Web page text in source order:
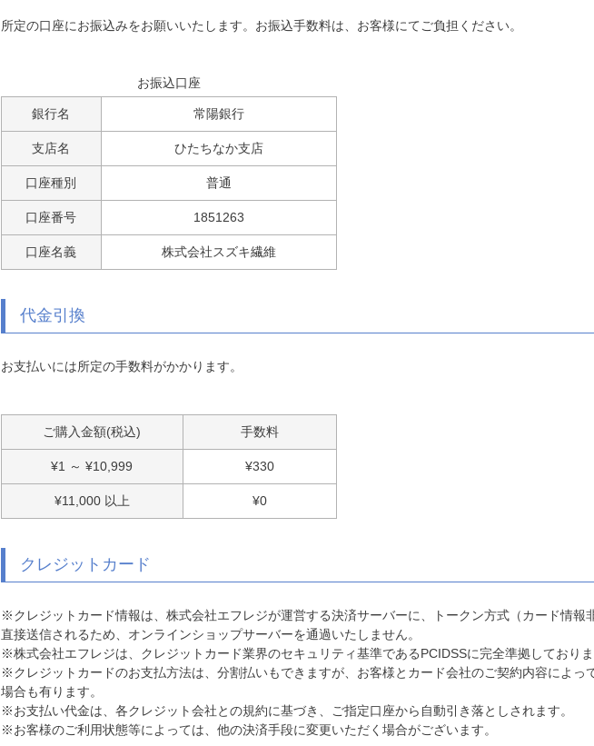
所定の口座にお振込みをお願いいたします。お振込手数料は、お客様にてご負担ください。
お振込口座
銀行名 常陽銀行
支店名 ひたちなか支店
口座種別 普通
口座番号 1851263
口座名義 株式会社スズキ繊維
代金引換
お支払いには所定の手数料がかかります。
ご購入金額(税込) 手数料
¥1 ～ ¥10,999 ¥330
¥11,000 以上 ¥0
クレジットカード
※クレジットカード情報は、株式会社エフレジが運営する決済サーバーに、トークン方式（カード情報
直接送信されるため、オンラインショップサーバーを通過いたしません。
※株式会社エフレジは、クレジットカード業界のセキュリティ基準であるPCIDSSに完全準拠しておりま
※クレジットカードのお支払方法は、分割払いもできますが、お客様とカード会社のご契約内容によっ
場合も有ります。
※お支払い代金は、各クレジット会社との規約に基づき、ご指定口座から自動引き落としされます。
※お客様のご利用状態等によっては、他の決済手段に変更いただく場合がございます。